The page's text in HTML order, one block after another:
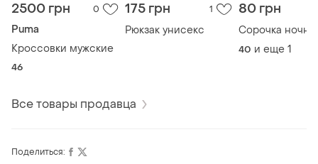
2500 грн 0
Puma
Кроссовки мужские
46
175 грн 1
Рюкзак унисекс
80 грн
Сорочка
40 и еще 1
Все товары продавца
Поделиться: